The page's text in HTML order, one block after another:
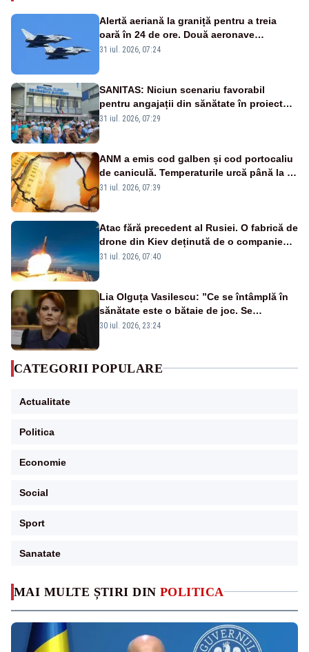
MAI MULTE ȘTIRI DIN POLITICA
Alertă aeriană la graniță pentru a treia
oară în 24 de ore. Două aeronave
Eurofighter britanice au fost ridicate de la
31 iul. 2026, 07:24
SANITAS: Niciun scenariu favorabil
pentru angajații din sănătate în proiectul
Legii salarizării
31 iul. 2026, 07:29
ANM a emis cod galben și cod portocaliu
de caniculă. Temperaturile urcă până la 38
de grade, iar nopțile devin tropicale
31 iul. 2026, 07:39
Atac fără precedent al Rusiei. O fabrică de
drone din Kiev deținută de o companie
americană, distrusă de o rachetă
31 iul. 2026, 07:40
Lia Olguța Vasilescu: ”Ce se întâmplă în
sănătate este o bătaie de joc. Se
guvernează extraordinar de prost”
30 iul. 2026, 23:24
CATEGORII POPULARE
Actualitate
Politica
Economie
Social
Sport
Sanatate